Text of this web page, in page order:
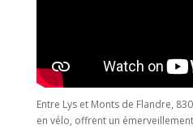
Entre Lys et Monts de Flandre,
en vélo, offrent un